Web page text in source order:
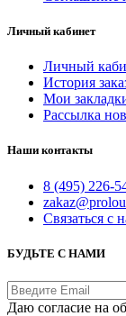
Личный кабинет
Личный
История
Мои
Рассылка
Наши контакты
8 (495) 226-
Связаться с
БУДЬТЕ С НАМИ
Даю согласие на